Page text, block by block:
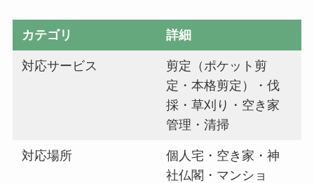
カテゴリ 詳細
対応サービス
剪定（ポケット剪
定・本格剪定）・伐
採・草刈り・空き家
管理・清掃
対応場所
個人宅・空き家・神
社仏閣・マンショ